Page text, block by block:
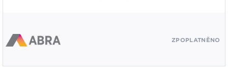
ZPOPLATNĚNO